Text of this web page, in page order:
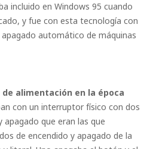
incluido en Windows 95 cuando
y fue con esta tecnología con
automático de máquinas
alimentación en la época
con un interruptor físico con dos
apagado que eran las que
de encendido y apagado de la